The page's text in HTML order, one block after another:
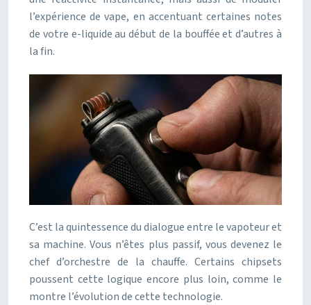
l’expérience de vape, en accentuant certaines notes
de votre e-liquide au début de la bouffée et d’autres à
la fin.
C’est la quintessence du dialogue entre le vapoteur et
sa machine. Vous n’êtes plus passif, vous devenez le
chef d’orchestre de la chauffe. Certains chipsets
poussent cette logique encore plus loin, comme le
montre l’évolution de cette technologie.